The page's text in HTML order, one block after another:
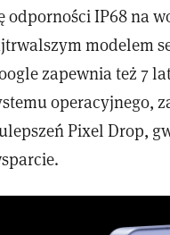
odporności IP68 na
modelem
zapewnia też 7
operacyjnego,
Pixel Drop,